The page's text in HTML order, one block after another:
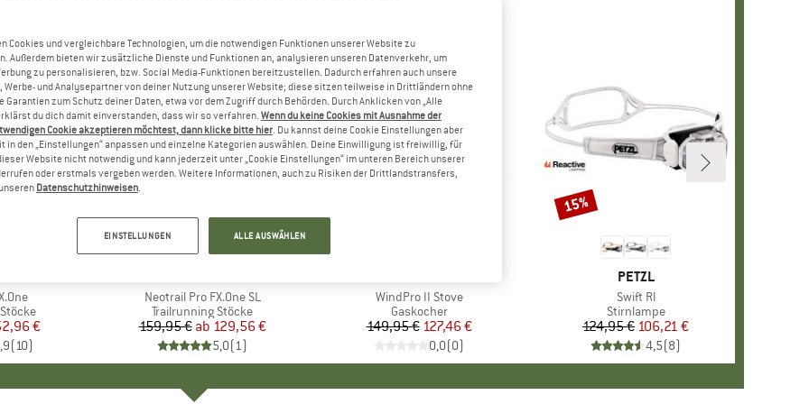
Preis
€
(10)
Artikel
Neotrail Pro FX.One SL
Produktgruppe
Trailrunning Stöcke
Preis
159,95 € reduzierter Preis
ab 129,56 €
5,0(1)
Artikel
WindPro II Stove
Produktgruppe
Gaskocher
Preis
149,95 €reduzierter Preis
127,46 €
0,0(0)
MARKE
PETZL
Artikel
Swift Rl
Produktgruppe
Stirnlampe
Preis
124,95 € reduzierter Preis
106,21 €
4,5(8)
Rabatt
15%
Cookies und vergleichbare Technologien, um die notwendigen Funktionen unserer Website zu
Außerdem bieten wir zusätzliche Dienste und Funktionen an, analysieren unseren Datenverkehr, um
zu personalisieren, bzw. Social Media-Funktionen bereitzustellen. Dadurch erfahren auch unsere
Werbe- und Analysepartner von deiner Nutzung unserer Website; diese sitzen teilweise in Drittländern ohne
Garantien zum Schutz deiner Daten, etwa vor dem Zugriff durch Behörden. Durch Anklicken von „Alle
du dich damit einverstanden, dass wir so verfahren. Wenn du keine Cookies mit Ausnahme der
Cookie akzeptieren möchtest, dann klicke bitte hier. Du kannst deine Cookie Einstellungen aber
in den „Einstellungen“ anpassen und einzelne Kategorien auswählen. Deine Einwilligung ist freiwillig, für
Website nicht notwendig und kann jederzeit unter „Cookie Einstellungen“ im unteren Bereich unserer
oder erstmals vergeben werden. Weitere Informationen, auch zu Risiken der Drittlandstransfers,
Datenschutzhinweisen.
EINSTELLUNGEN ALLE AUSWÄHLEN